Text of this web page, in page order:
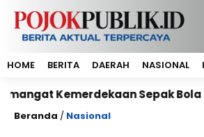
HOME BERITA DAERAH NASIONAL
Sepak Bola Lebak
Beranda / Nasional